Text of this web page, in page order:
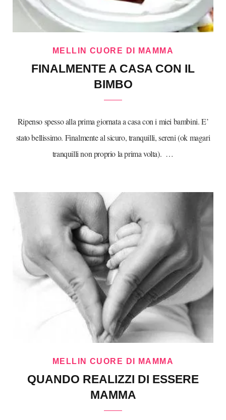
MELLIN CUORE DI MAMMA
FINALMENTE A CASA CON IL
BIMBO
Ripenso spesso alla prima giornata a casa con i miei bambini. E’
stato bellissimo. Finalmente al sicuro, tranquilli, sereni (ok magari
tranquilli non proprio la prima volta). …
MELLIN CUORE DI MAMMA
QUANDO REALIZZI DI ESSERE
MAMMA